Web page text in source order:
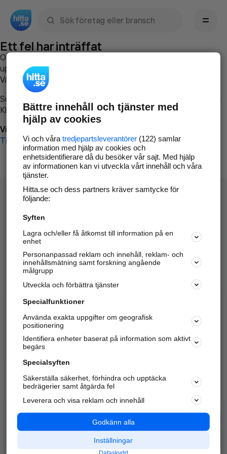
Ett fel har inträffat
Om du vill kan du
uppstod så att vi lättare och snabbare kan avhjälpa det.
Vänligen försök med följande:
Surfa till
Klicka påTillbaka-knappen i webbläsaren och försök igen
Vi beklagar besväret!
Till startsidan
Hitta.se - Gratis nummerupplysning.
Sök företag, personer och platser.
Hitta telefonnummer, adresser, företagsinfo mm.
Marknadsför företaget
Kom igång och annonsera mot
samarbetspartners nära dig.
Alla kategorier
Populära sökningar
API & Kartor
Annonsera
Integritet
Nödnummer
Bättre innehåll och tjänster med
hjälp av cookies
Vi och våra tredjepartsleverantörer(122) samlar
information med hjälp av cookies och
enhetsidentifierare då du besöker vår sajt. Med hjälp
av informationen kan vi utveckla vårt innehåll och våra
tjänster.
Hitta.se och dess partners kräver samtycke för
följande:
Syften
Lagra och/eller få åtkomst till information på en
enhet
Personanpassad reklam och innehåll, reklam- och
innehållsmätning samt forskning angående
målgrupp
Utveckla och förbättra tjänster
Specialfunktioner
Använda exakta uppgifter om geografisk
positionering
Identifiera enheter baserat på information som aktivt
begärs
Specialsyften
Säkerställa säkerhet, förhindra och upptäcka
bedrägerier samt åtgärda fel
Leverera och visa reklam och innehåll
Godkänn alla
Inställningar
Dataskydd